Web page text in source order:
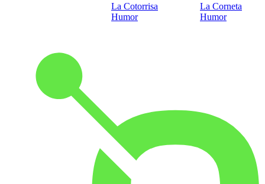
La Cotorrisa
Humor
La Corneta
Humor